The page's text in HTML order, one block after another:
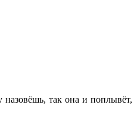
так она и поплывёт,